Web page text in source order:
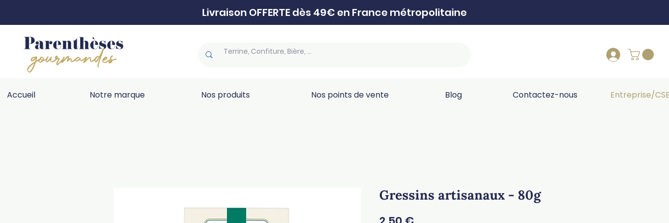
Livraison OFFERTE dès 49€ en France métropolitaine
Accueil Notre marque Nos produits Nos points de vente Blog Contactez-nous Entreprise/
Gressins artisanaux - 80g